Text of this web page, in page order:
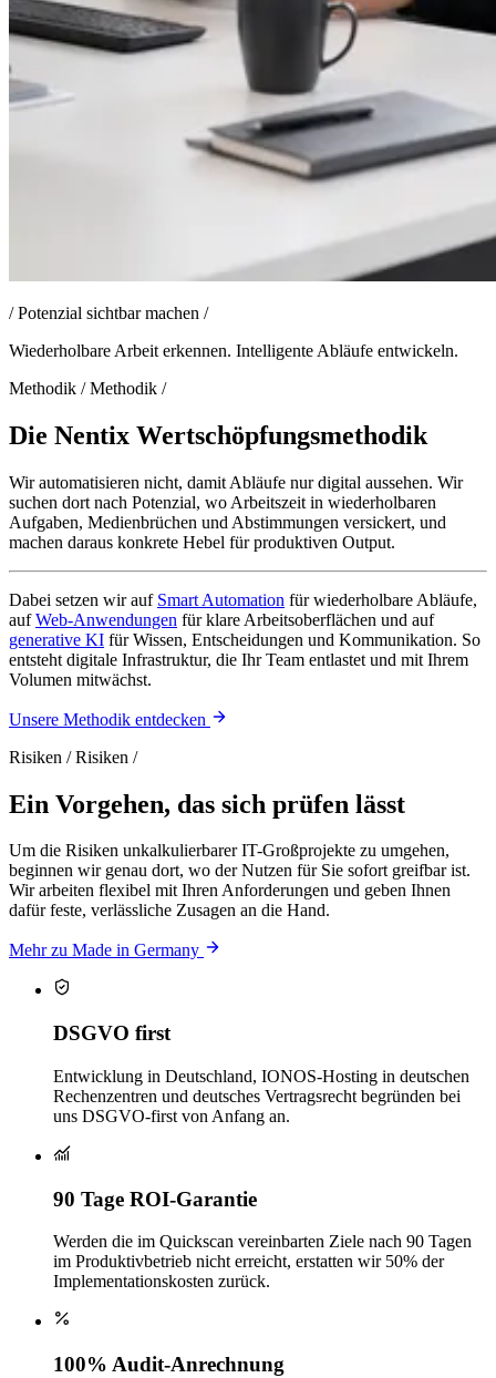
/ Potenzial sichtbar machen /
Wiederholbare Arbeit erkennen. Intelligente Abläufe entwickeln.
Methodik / Methodik /
Die Nentix Wertschöpfungsmethodik
Wir automatisieren nicht, damit Abläufe nur digital aussehen. Wir
suchen dort nach Potenzial, wo Arbeitszeit in wiederholbaren
Aufgaben, Medienbrüchen und Abstimmungen versickert, und
machen daraus konkrete Hebel für produktiven Output.
Dabei setzen wir auf Smart Automation für wiederholbare Abläufe,
aufWeb-Anwendungen für klare Arbeitsoberflächen und auf
generative KI für Wissen, Entscheidungen und Kommunikation. So
entsteht digitale Infrastruktur, die Ihr Team entlastet und mit Ihrem
Volumen mitwächst.
Unsere Methodik entdecken
Risiken / Risiken /
Ein Vorgehen, das sich prüfen lässt
Um die Risiken unkalkulierbarer IT-Großprojekte zu umgehen,
beginnen wir genau dort, wo der Nutzen für Sie sofort greifbar ist.
Wir arbeiten flexibel mit Ihren Anforderungen und geben Ihnen
dafür feste, verlässliche Zusagen an die Hand.
Mehr zu Made in Germany
DSGVO first
Entwicklung in Deutschland, IONOS-Hosting in deutschen
Rechenzentren und deutsches Vertragsrecht begründen bei
uns DSGVO-first von Anfang an.
90 Tage ROI-Garantie
Werden die im Quickscan vereinbarten Ziele nach 90 Tagen
im Produktivbetrieb nicht erreicht, erstatten wir 50% der
Implementationskosten zurück.
100% Audit-Anrechnung